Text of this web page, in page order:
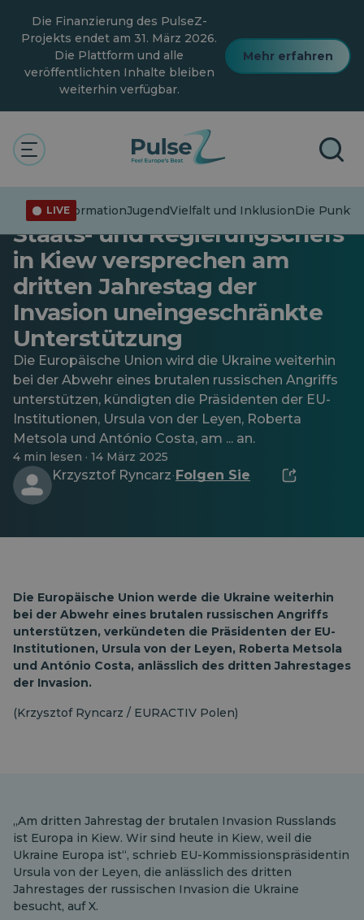
Hauptinhalt
springen
Die Finanzierung des PulseZ-
Projekts endet am 31. März 2026.
Die Plattform und alle
veröffentlichten Inhalte bleiben
weiterhin verfügbar.
Mehr erfahren
LIVE
FehlinformationJugendVielfalt und InklusionDie Punkte
Allgemein
„Die Ukraine ist Teil unserer
europäischen Familie“ – EU-
Staats- und Regierungschefs
in Kiew versprechen am
dritten Jahrestag der
Invasion uneingeschränkte
Unterstützung
Die Europäische Union wird die Ukraine weiterhin
bei der Abwehr eines brutalen russischen Angriffs
unterstützen, kündigten die Präsidenten der EU-
Institutionen, Ursula von der Leyen, Roberta
Metsola und António Costa, am ... an.
4 min lesen · 14 März 2025
Krzysztof Ryncarz· Folgen Sie
Die Europäische Union werde die Ukraine weiterhin
bei der Abwehr eines brutalen russischen Angriffs
unterstützen, verkündeten die Präsidenten der EU-
Institutionen, Ursula von der Leyen, Roberta Metsola
und António Costa, anlässlich des dritten Jahrestages
der Invasion.
(Krzysztof Ryncarz / EURACTIV Polen)
„Am dritten Jahrestag der brutalen Invasion Russlands
ist Europa in Kiew. Wir sind heute in Kiew, weil die
Ukraine Europa ist“, schrieb EU-Kommissionspräsidentin
Ursula von der Leyen, die anlässlich des dritten
Jahrestages der russischen Invasion die Ukraine
besucht, auf X.